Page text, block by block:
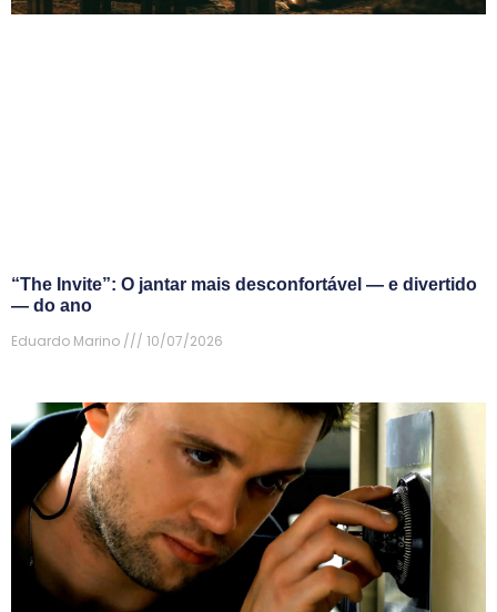
“The Invite”: O jantar mais desconfortável — e divertido
— do ano
Eduardo Marino
10/07/2026